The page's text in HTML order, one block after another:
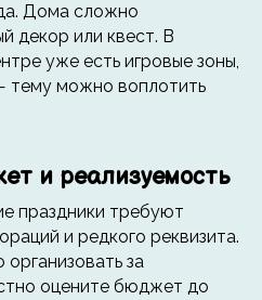
Дома сложно
декор или квест. В
уже есть игровые зоны,
тему можно воплотить
и реализуемость
праздники требуют
и редкого реквизита.
за
оцените бюджет до